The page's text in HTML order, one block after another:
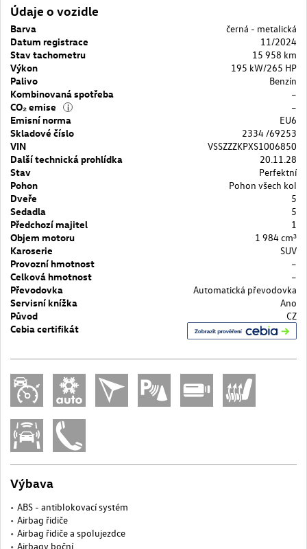
Údaje o vozidle
Barva
černá - metalická
Datum registrace
11/2024
Stav tachometru
15 958 km
Výkon
195 kW/265 HP
Palivo
Benzín
Kombinovaná spotřeba
–
CO₂ emise
i
–
Emisní norma
EU6
Skladové číslo
2334 /69253
VIN
VSSZZZKPXS1006850
Další technická prohlídka
20.11.28
Stav
Perfektní
Pohon
Pohon všech kol
Dveře
5
Sedadla
5
Předchozí majitel
1
Objem motoru
1 984 cm³
Karoserie
SUV
Provozní hmotnost
–
Celková hmotnost
–
Převodovka
Automatická převodovka
Servisní knížka
Ano
Původ
CZ
Cebia certifikát
Výbava
ABS - antiblokovací systém
Airbag řidiče
Airbag řidiče a spolujezdce
Airbagy boční